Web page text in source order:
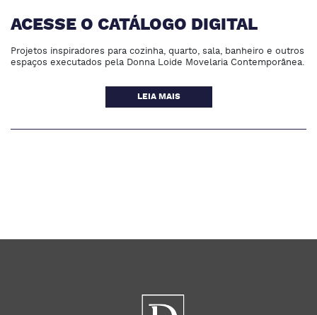
ACESSE O CATÁLOGO DIGITAL
Projetos inspiradores para cozinha, quarto, sala, banheiro e outros
espaços executados pela Donna Loide Movelaria Contemporânea.
LEIA MAIS